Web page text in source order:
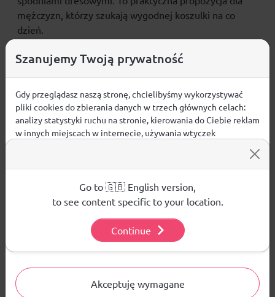
mężczyzn, którzy szukają wygodnej koszulki na co
dzień.
CECHY PRODUKTU
grubsza, bawełniana dzianinazapewnia trwałość i
komfort codziennego noszenia
krój regularwygodnie dopasowuje się do sylwetki
okrągły dekoltnadaje koszulce klasyczne
wykończenie
sylwetce
bez kieszeni – prosty i uniwersalny fason
materiał główny:bawełna 100%
ŚREDNIA OCENA:
Szanujemy Twoją prywatność
Gdy przeglądasz naszą stronę, chcielibyśmy wykorzystywać
pliki cookies do zbierania danych w trzech głównych celach:
analizy statystyki ruchu na stronie, kierowania do Ciebie reklam
w innych miejscach w internecie, używania wtyczek
używanych plików cookies.
Aby dowiedzieć się więcej o plikach cookie i tym, jak
wykorzystujemy Twoje dane, odwiedź naszą Polityką
Akceptuję wymagane
Go to 🇬🇧 English version,
to see content specific to your location.
Continue